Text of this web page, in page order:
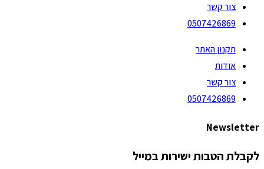
צור קשר
0507426869
תקנון האתר
אודות
צור קשר
0507426869
Newsletter
לקבלת הטבות ישירות במייל